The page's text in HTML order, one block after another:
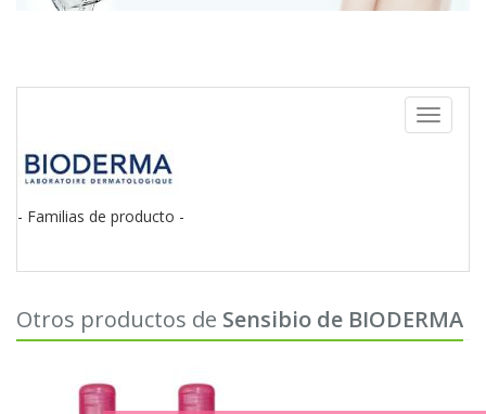
Toggle
- Familias de producto -
Otros productos de Sensibio de BIODERMA